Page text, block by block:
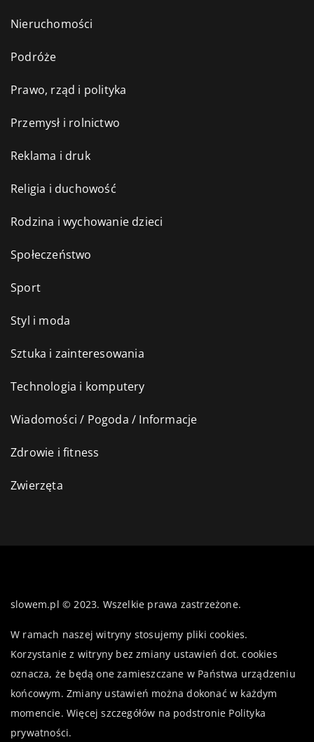
Nieruchomości
Podróże
Prawo, rząd i polityka
Przemysł i rolnictwo
Reklama i druk
Religia i duchowość
Rodzina i wychowanie dzieci
Społeczeństwo
Sport
Styl i moda
Sztuka i zainteresowania
Technologia i komputery
Wiadomości / Pogoda / Informacje
Zdrowie i fitness
Zwierzęta
slowem.pl © 2023. Wszelkie prawa zastrzeżone.
W ramach naszej witryny stosujemy pliki cookies.
Korzystanie z witryny bez zmiany ustawień dot. cookies
oznacza, że będą one zamieszczane w Państwa urządzeniu
końcowym. Zmiany ustawień można dokonać w każdym
momencie. Więcej szczegółów na podstronie Polityka
prywatności.